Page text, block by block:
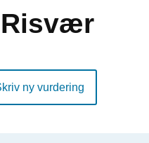
Risvær
ny vurdering